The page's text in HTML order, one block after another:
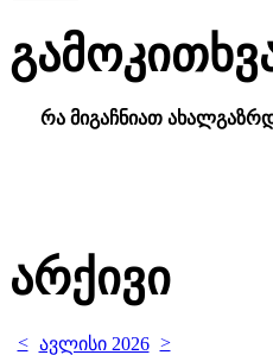
რა მიგაჩნიათ
არქივი
< ავლისი 2026 >